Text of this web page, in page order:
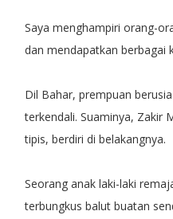
Saya menghampiri orang-
dan mendapatkan berbagai
Dil Bahar, prempuan
terkendali. Suaminya, Zakir
tipis, berdiri di belakangnya.
Seorang anak laki-laki
terbungkus balut buatan